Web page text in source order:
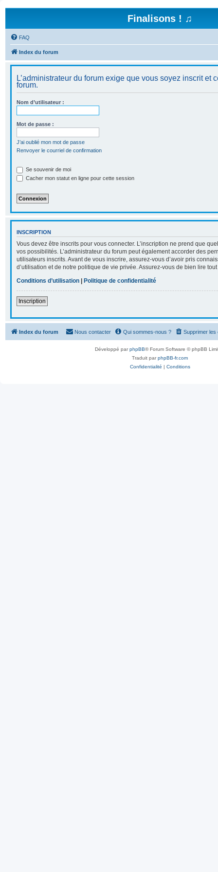
Finalisons ! ♫
FAQ
Index du forum
L’administrateur du forum exige que vous soyez inscrit et
forum.
Nom d’utilisateur :
Mot de passe :
J’ai oublié mon mot de passe
Renvoyer le courriel de confirmation
Se souvenir de moi
Cacher mon statut en ligne pour cette session
INSCRIPTION
Vous devez être inscrits pour vous connecter. L’inscription ne prend que
vos possibilités. L’administrateur du forum peut également accorder des
utilisateurs inscrits. Avant de vous inscrire, assurez-vous d’avoir pris
d’utilisation et de notre politique de vie privée. Assurez-vous de bien lire
Conditions d’utilisation | Politique de confidentialité
Inscription
Index du forum Supprimer les
Qui sommes-nous ?
Nous contacter
Développé parphpBB® Forum Software © phpBB
Traduit parphpBB-fr.com
Confidentialité | Conditions